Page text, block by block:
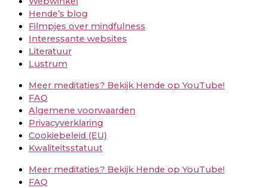
Hende’s blog
Filmpjes over mindfulness
Interessante websites
Literatuur
Lustrum
Meer meditaties? Bekijk Hende op YouTube!
FAQ
Algemene voorwaarden
Privacyverklaring
Cookiebeleid (EU)
Kwaliteitsstatuut
Meer meditaties? Bekijk Hende op YouTube!
FAQ